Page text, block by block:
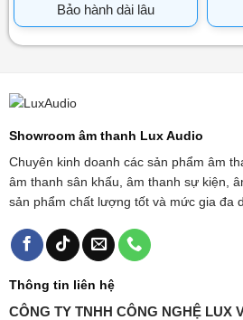
Bảo hành dài lâu
Showroom âm thanh Lux Audio
Chuyên kinh doanh các sản phẩm âm
âm thanh sân khấu, âm thanh sự kiện,
sản phẩm chất lượng tốt và mức gia đa
Thông tin liên hệ
CÔNG TY TNHH CÔNG NGHỆ LUX